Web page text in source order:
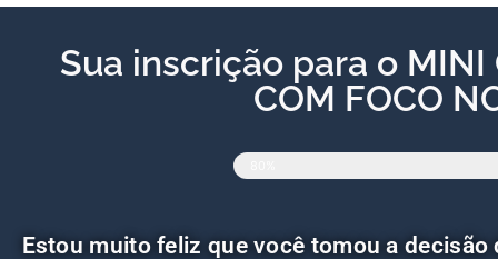
Sua inscrição para o MINI
COM FOCO
Estou muito feliz que você tomou a decisão